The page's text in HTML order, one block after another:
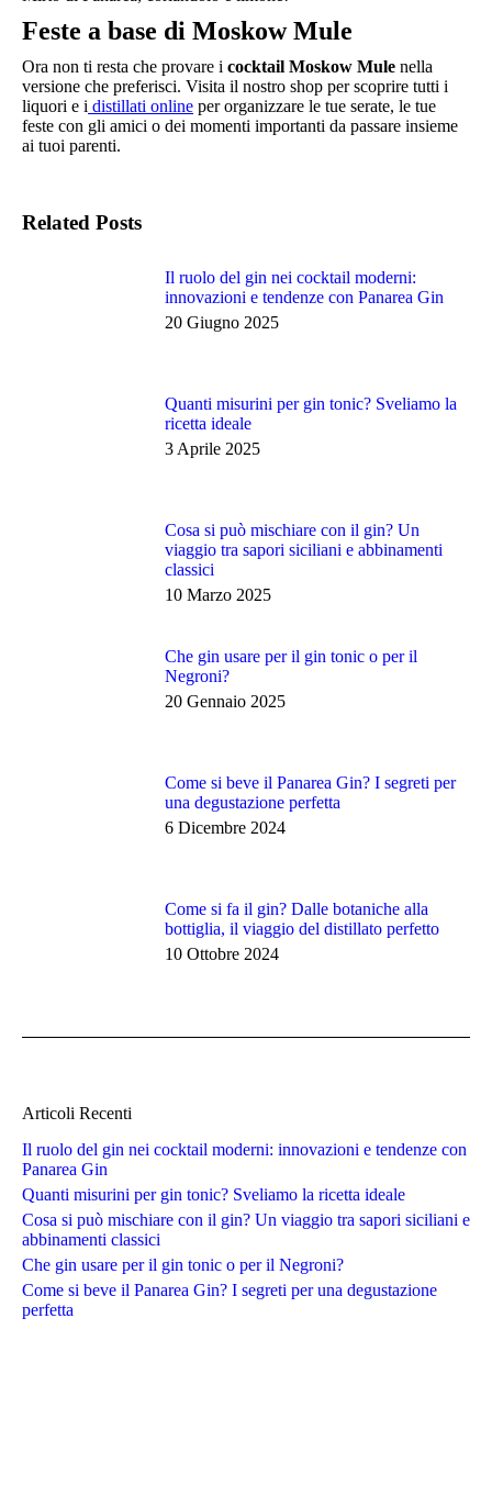
Feste a base di Moskow Mule
Ora non ti resta che provare i cocktail Moskow Mule nella
versione che preferisci. Visita il nostro shop per scoprire tutti i
liquori e i distillati online per organizzare le tue serate, le tue
feste con gli amici o dei momenti importanti da passare insieme
ai tuoi parenti.
Related Posts
Il ruolo del gin nei cocktail moderni:
innovazioni e tendenze con Panarea Gin
20 Giugno 2025
Quanti misurini per gin tonic? Sveliamo la
ricetta ideale
3 Aprile 2025
Cosa si può mischiare con il gin? Un
viaggio tra sapori siciliani e abbinamenti
classici
10 Marzo 2025
Che gin usare per il gin tonic o per il
Negroni?
20 Gennaio 2025
Come si beve il Panarea Gin? I segreti per
una degustazione perfetta
6 Dicembre 2024
Come si fa il gin? Dalle botaniche alla
bottiglia, il viaggio del distillato perfetto
10 Ottobre 2024
Articoli Recenti
Il ruolo del gin nei cocktail moderni: innovazioni e tendenze con
Panarea Gin
Quanti misurini per gin tonic? Sveliamo la ricetta ideale
Cosa si può mischiare con il gin? Un viaggio tra sapori siciliani e
abbinamenti classici
Che gin usare per il gin tonic o per il Negroni?
Come si beve il Panarea Gin? I segreti per una degustazione
perfetta